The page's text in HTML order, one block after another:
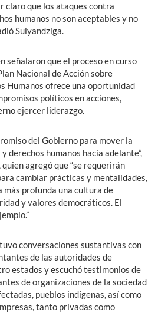
claro que los ataques contra
humanos no son aceptables y no
Sulyandziga.
señalaron que el proceso en curso
Nacional de Acción sobre
Humanos ofrece una oportunidad
políticos en acciones,
ejercer liderazgo.
del Gobierno para mover la
derechos humanos hacia adelante”,
agregó que “se requerirán
cambiar prácticas y mentalidades,
más profunda una cultura de
y valores democráticos. El
conversaciones sustantivas con
de las autoridades de
estados y escuchó testimonios de
de organizaciones de la sociedad
pueblos indígenas, así como
tanto privadas como